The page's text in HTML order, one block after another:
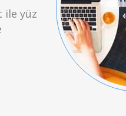
ile yüz